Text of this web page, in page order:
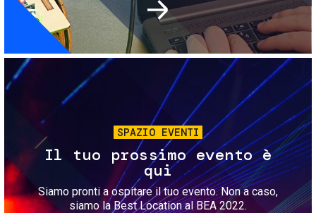
Immagine
SPAZIO EVENTI
Il tuo prossimo evento è
qui
Siamo pronti a ospitare il tuo evento. Non a caso,
siamo la Best Location al BEA 2022.